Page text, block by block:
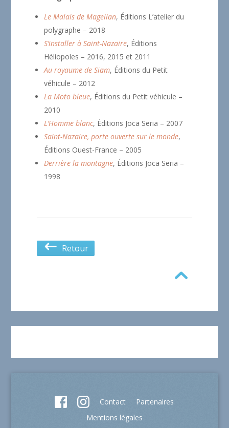
Le Malais de Magellan, Éditions L’atelier du
polygraphe – 2018
S’installer à Saint-Nazaire, Éditions
Héliopoles – 2016, 2015 et 2011
Au royaume de Siam, Éditions du Petit
véhicule – 2012
La Moto bleue, Éditions du Petit véhicule –
2010
L’Homme blanc, Éditions Joca Seria – 2007
Saint-Nazaire, porte ouverte sur le monde,
Éditions Ouest-France – 2005
Derrière la montagne, Éditions Joca Seria –
1998
Retour
Contact
Partenaires
Mentions légales